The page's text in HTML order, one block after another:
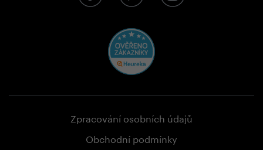
Zpracování osobních údajů
Obchodní podmínky